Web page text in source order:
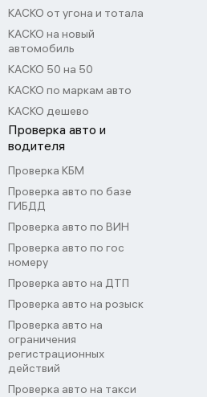
КАСКО от угона и тотала
КАСКО на новый
автомобиль
КАСКО 50 на 50
КАСКО по маркам авто
КАСКО дешево
Проверка авто и
водителя
Проверка КБМ
Проверка авто по базе
ГИБДД
Проверка авто по ВИН
Проверка авто по гос
номеру
Проверка авто на ДТП
Проверка авто на розыск
Проверка авто на
ограничения
регистрационных
действий
Проверка авто на такси